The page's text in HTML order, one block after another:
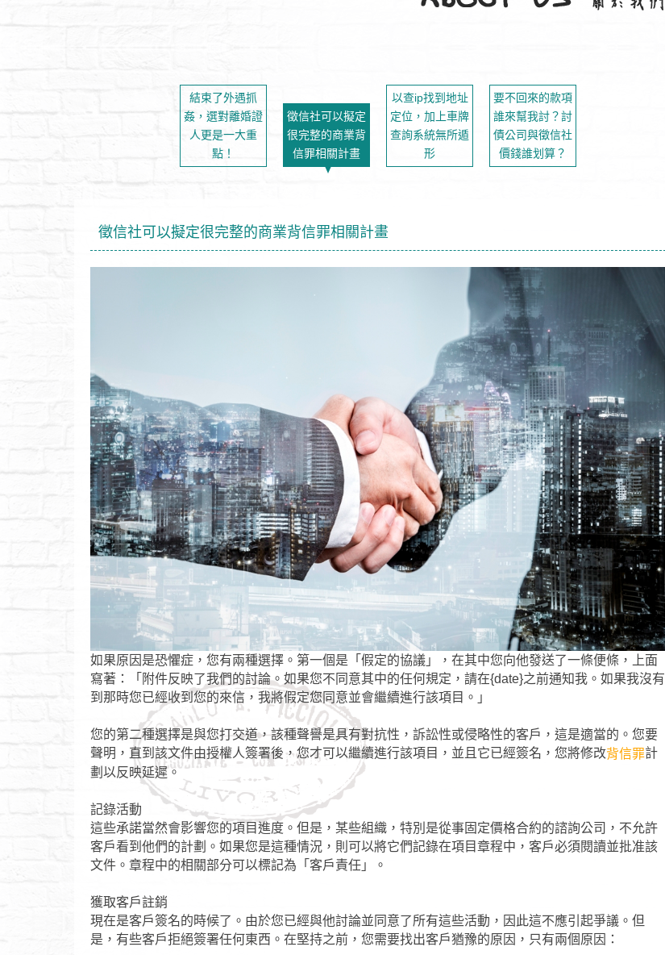
結束了外遇抓
姦，選對離婚證
人更是一大重
點！
徵信社可以擬定
很完整的商業背
信罪相關計畫
以查ip找到地址
定位，加上車牌
查詢系統無所遁
形
要不回來的款項
誰來幫我討？討
債公司與徵信社
價錢誰划算？
徵信社可以擬定很完整的商業背信罪相關計畫
如果原因是恐懼症，您有兩種選擇。第一個是「假定的協議」，在其中您向他發送了一條便條，上面
寫著：「附件反映了我們的討論。如果您不同意其中的任何規定，請在{date}之前通知我。如果我沒有
到那時您已經收到您的來信，我將假定您同意並會繼續進行該項目。」
您的第二種選擇是與您打交道，該種聲譽是具有對抗性，訴訟性或侵略性的客戶，這是適當的。您要
聲明，直到該文件由授權人簽署後，您才可以繼續進行該項目，並且它已經簽名，您將修改背信罪計
劃以反映延遲。
記錄活動
這些承諾當然會影響您的項目進度。但是，某些組織，特別是從事固定價格合約的諮詢公司，不允許
客戶看到他們的計劃。如果您是這種情況，則可以將它們記錄在項目章程中，客戶必須閱讀並批准該
文件。章程中的相關部分可以標記為「客戶責任」。
獲取客戶註銷
現在是客戶簽名的時候了。由於您已經與他討論並同意了所有這些活動，因此這不應引起爭議。但
是，有些客戶拒絕簽署任何東西。在堅持之前，您需要找出客戶猶豫的原因，只有兩個原因：
台南徵信社，外遇離婚處理專家